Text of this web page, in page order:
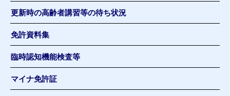
更新時の高齢者講習等の待ち状況
免許資料集
臨時認知機能検査等
マイナ免許証